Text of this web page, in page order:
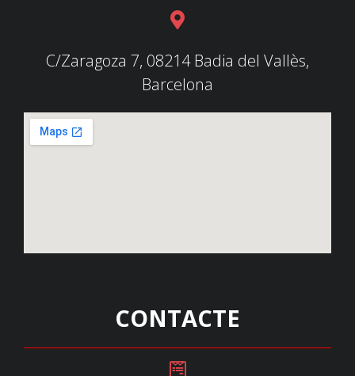
C/Zaragoza 7, 08214 Badia del Vallès,
Barcelona
CONTACTE